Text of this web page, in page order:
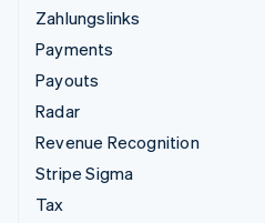
Zahlungslinks
Payments
Payouts
Radar
Revenue Recognition
Stripe Sigma
Tax